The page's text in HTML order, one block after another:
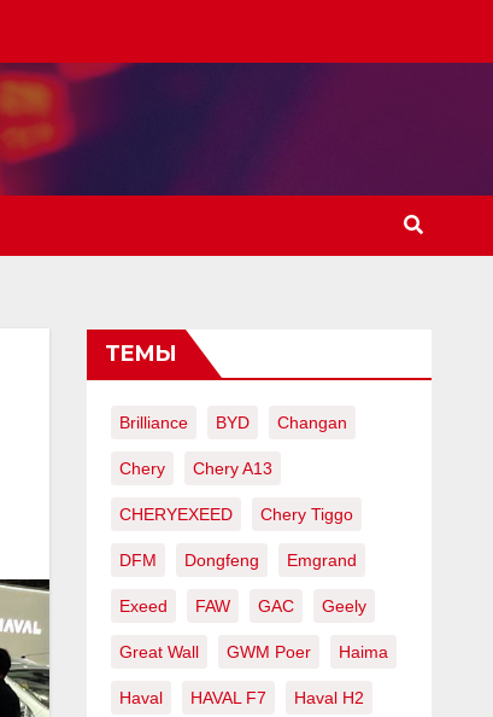
ТЕМЫ
Brilliance BYD Changan
Chery Chery A13
CHERYEXEED Chery Tiggo
DFM Dongfeng Emgrand
Exeed FAW GAC Geely
Great Wall GWM Poer Haima
Haval HAVAL F7 Haval H2